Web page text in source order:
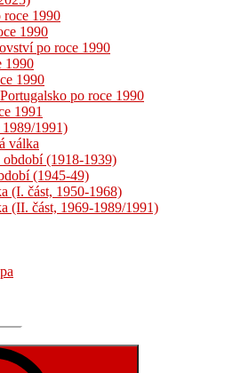
roce 1990
1990
po roce 1990
1990
1990
po roce 1990
1991
1991)
válka
období (1918-1939)
(1945-49)
(I. část, 1950-1968)
(II. část, 1969-1989/1991)